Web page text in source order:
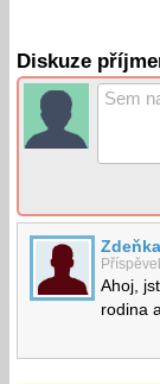
Diskuze
Ahoj,
rodina